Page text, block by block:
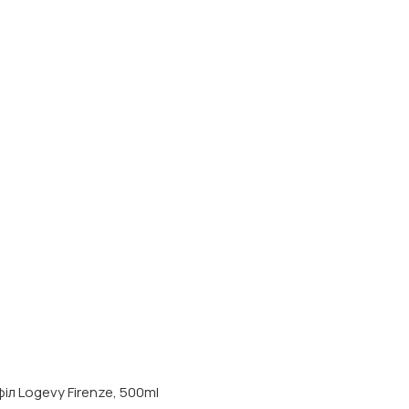
Logevy Firenze, 500ml